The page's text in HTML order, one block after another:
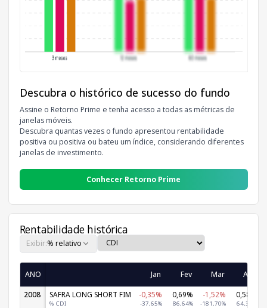
Descubra o histórico de sucesso do fundo
Assine o Retorno Prime e tenha acesso a todas as métricas de
janelas móveis.
Descubra quantas vezes o fundo apresentou rentabilidade
positiva ou positiva ou bateu um índice, considerando diferentes
janelas de investimento.
Conhecer Retorno Prime
Rentabilidade histórica
Exibir:% relativo
ANO Jan Fev Mar
Abr
2008
SAFRA LONG SHORT FIM
% CDI
-0,35%
-37,65%
0,69%
86,64%
-1,52%
-181,70%
0,58%
64,31%